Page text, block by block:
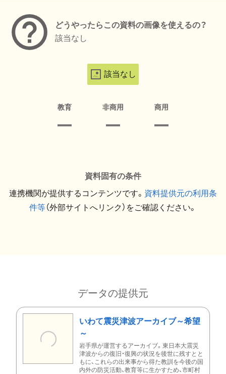
どうやったらこの資料の画像を使えるの？
該当なし
該当なし
教育 非商用 商用
資料固有の条件
連携機関が提供するコンテンツです。 資料提供元の利用条
件等（外部サイトへリンク）をご確認ください。
データの提供元
いわて震災津波アーカイブ～希望
～
岩手県が運営するアーカイブ。東日本大震災
津波からの復旧・復興の状況を後世に残すとと
もに、これらの出来事から得た教訓を今後の国
内外の防災活動、教育等に生かすため、市町村